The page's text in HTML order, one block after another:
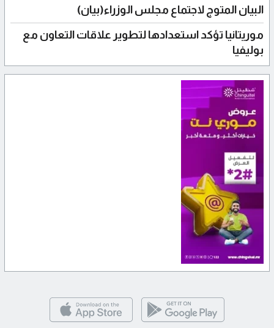
البيان المتوج لاجتماع مجلس الوزراء(بيان)
موريتانيا تؤكد استعدادها لتطوير علاقات التعاون مع
بوليفيا